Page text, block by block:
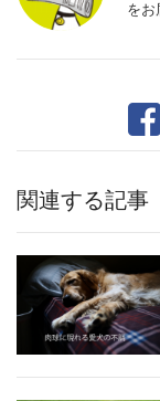
をお
関連する記事